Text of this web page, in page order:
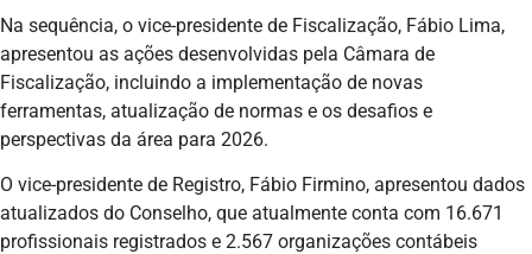
Na sequência, o vice-presidente de Fiscalização, Fábio Lima,
apresentou as ações desenvolvidas pela Câmara de
Fiscalização, incluindo a implementação de novas
ferramentas, atualização de normas e os desafios e
perspectivas da área para 2026.
O vice-presidente de Registro, Fábio Firmino, apresentou dados
atualizados do Conselho, que atualmente conta com 16.671
profissionais registrados e 2.567 organizações contábeis